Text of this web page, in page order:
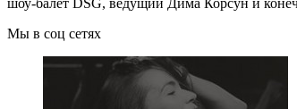
Мы в соц сетях